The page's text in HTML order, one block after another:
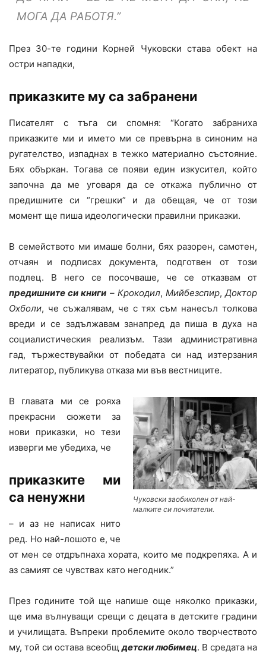
МОГА ДА РАБОТЯ.”
През 30-те години Корней Чуковски става обект на
остри нападки,
приказките му са забранени
Писателят с тъга си спомня: “Когато забраниха
приказките ми и името ми се превърна в синоним на
ругателство, изпаднах в тежко материално състояние.
Бях объркан. Тогава се появи един изкусител, който
започна да ме уговаря да се откажа публично от
предишните си “грешки” и да обещая, че от този
момент ще пиша идеологически правилни приказки.
В семейството ми имаше болни, бях разорен, самотен,
отчаян и подписах документа, подготвен от този
подлец. В него се посочваше, че се отказвам от
предишните си книги – Крокодил, Мийбезспир, Доктор
Охболи, че съжалявам, че с тях съм нанесъл толкова
вреди и се задължавам занапред да пиша в духа на
социалистическия реализъм. Тази административна
гад, тържествувайки от победата си над изтерзания
литератор, публикува отказа ми във вестниците.
Чуковски заобиколен от най-
малките си почитатели.
В главата ми се рояха
прекрасни сюжети за
нови приказки, но тези
изверги ме убедиха, че
приказките ми
са ненужни
– и аз не написах нито
ред. Но най-лошото е, че
от мен се отдръпнаха хората, които ме подкрепяха. А и
аз самият се чувствах като негодник.”
През годините той ще напише още няколко приказки,
ще има вълнуващи срещи с децата в детските градини
и училищата. Въпреки проблемите около творчеството
му, той си остава всеобщдетски любимец. В средата на